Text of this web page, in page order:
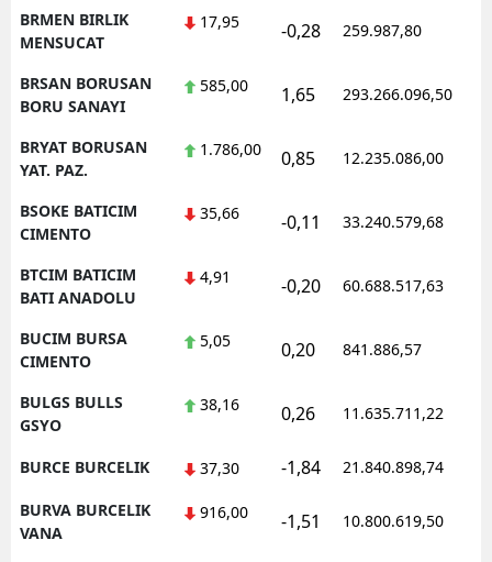
BRMEN BIRLIK
MENSUCAT
17,95 -0,28 259.987,80
BRSAN BORUSAN
BORU SANAYI
585,00 1,65 293.266.096,50
BRYAT BORUSAN
YAT. PAZ.
1.786,00 0,85 12.235.086,00
BSOKE BATICIM
CIMENTO
35,66 -0,11 33.240.579,68
BTCIM BATICIM
BATI ANADOLU
4,91 -0,20 60.688.517,63
BUCIM BURSA
CIMENTO
5,05 0,20 841.886,57
BULGS BULLS
GSYO
38,16 0,26 11.635.711,22
BURCE BURCELIK 37,30 -1,84 21.840.898,74
BURVA BURCELIK
VANA
916,00 -1,51 10.800.619,50